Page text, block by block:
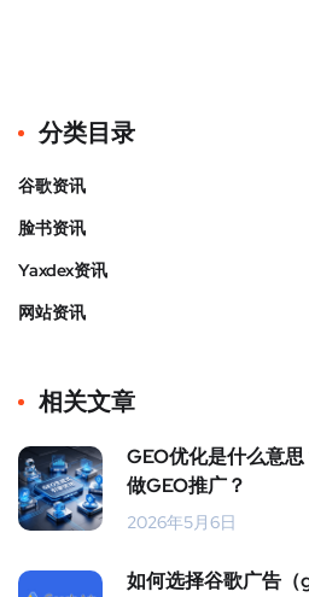
分类目录
谷歌资讯
脸书资讯
Yaxdex资讯
网站资讯
相关文章
GEO优化是什么意
做GEO推广？
2026年5月6日
如何选择谷歌广告